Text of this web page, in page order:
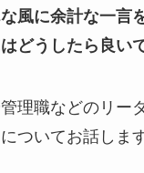
風に余計な一言
どうしたら良い
理職などのリー
ついてお話しま